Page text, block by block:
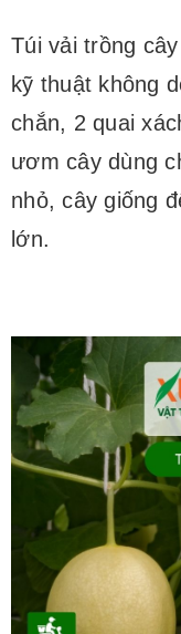
Túi vải trồng
kỹ thuật không
chắn, 2 quai
ươm cây dùng
nhỏ, cây giống
lớn.